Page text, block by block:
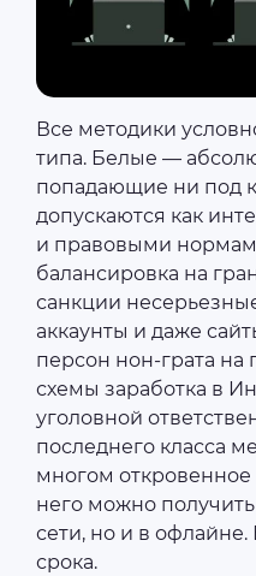
Все методики
типа. Белые ―
попадающие ни под
допускаются как
и правовыми
балансировка на
санкции
аккаунты и даже
персон нон-грата на
схемы заработка в
уголовной
последнего класса
многом
него можно
сети, но и в
срока.